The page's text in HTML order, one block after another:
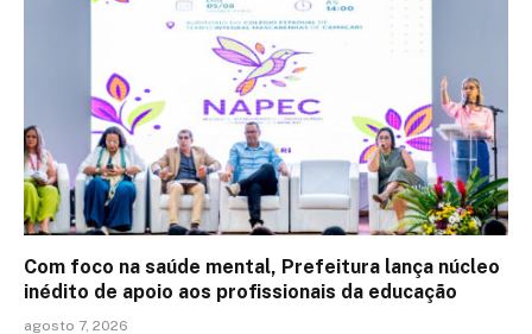
Com foco na saúde mental, Prefeitura lança núcleo
inédito de apoio aos profissionais da educação
agosto 7, 2026